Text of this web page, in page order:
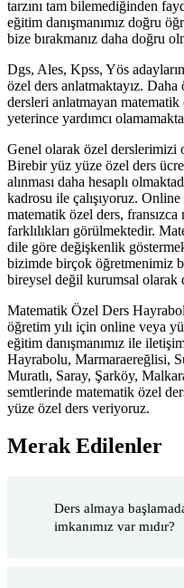
tarzını tam bilemediğinden
eğitim danışmanımız doğru
bize bırakmanız daha doğru
Dgs, Ales, Kpss, Yös
özel ders anlatmaktayız.
dersleri anlatmayan matematik
yeterince yardımcı
Genel olarak özel derslerimizi
Birebir yüz yüze özel ders
alınması daha hesaplı
kadrosu ile çalışıyoruz.
matematik özel ders,
farklılıkları görülmektedir.
dile göre değişkenlik
bizimde birçok öğretmenimiz
bireysel değil kurumsal olarak
Matematik Özel Ders
öğretim yılı için online veya
eğitim danışmanımız ile
Hayrabolu, Marmaraereğlisi,
Muratlı, Saray, Şarköy,
semtlerinde matematik özel
yüze özel ders veriyoruz.
Merak Edilenler
Ders almaya
imkanımız var mıdır?